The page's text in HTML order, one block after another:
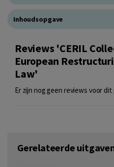
Inhoudsopgave
Reviews 'CERIL
European
Law'
Er zijn nog geen reviews voor
Gerelateerde